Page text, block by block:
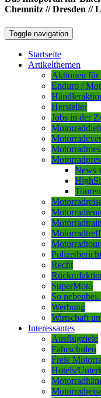
Chemnitz // Dresden //
Toggle navigation
Startseite
Artikelthemen
Aktionen für
Enduro /
Hersteller
Jobs in der
News
Recht
SuperMoto
So
Werbung
Wirtschaft
Interessantes
Ausflugziele
Fahrschulen
Freie
Hotels/